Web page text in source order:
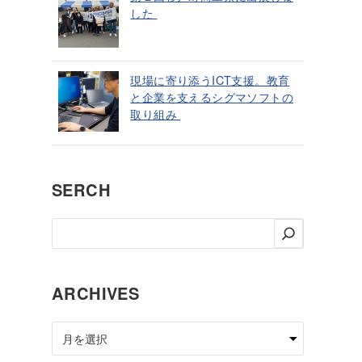
した
現場に寄り添うICT支援。教育
と企業を支えるシグマソフトの
取り組み
SERCH
索
ARCHIVES